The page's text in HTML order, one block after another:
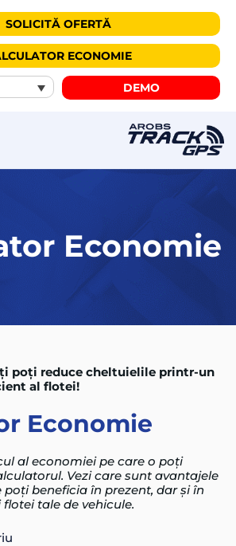
SOLICITĂ OFERTĂ
ECONOMIE
DEMO
Economie
poți reduce cheltuielile printr-un
al flotei!
Economie
al economiei pe care o poți
Vezi care sunt avantajele
beneficia în prezent, dar și în
tale de vehicule.